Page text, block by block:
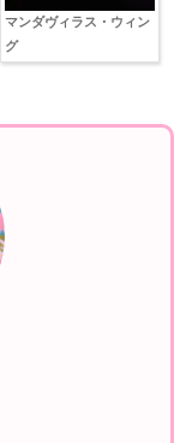
マンダヴィラス・ウィン
グ